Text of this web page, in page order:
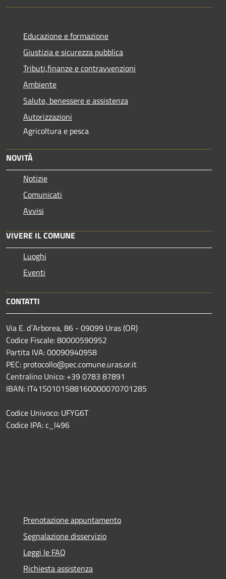
Educazione e formazione
Giustizia e sicurezza pubblica
Tributi,finanze e contravvenzioni
Ambiente
Salute, benessere e assistenza
Autorizzazioni
Agricoltura e pesca
NOVITÀ
Notizie
Comunicati
Avvisi
VIVERE IL COMUNE
Luoghi
Eventi
CONTATTI
Via E. d´Arborea, 86 - 09099 Uras (OR)
Codice Fiscale: 80000590952
Partita IVA: 00090940958
PEC: protocollo@pec.comune.uras.or.it
Centralino Unico: +39 0783 87891
IBAN: IT41S0101588160000070701285
Codice Univoco: UFYG6T
Codice IPA: c_l496
Prenotazione appuntamento
Segnalazione disservizio
Leggi le FAQ
Richiesta assistenza